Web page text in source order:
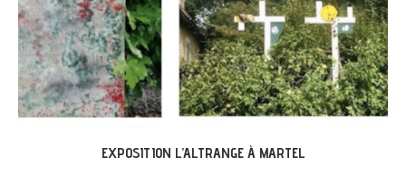
LABASTIDE-DU-VERT : EXPO « ARBONIRISME »